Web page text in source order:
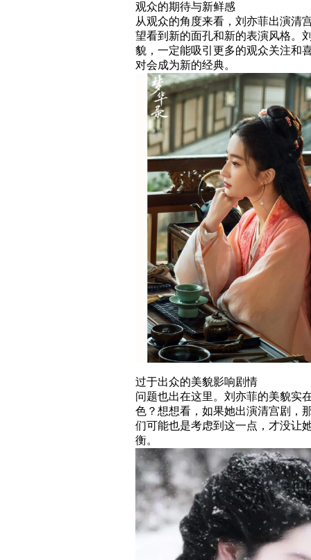
观众的期待与新鲜感
从观众的角度来看，刘亦菲出演清
望看到新的面孔和新的表演风格。
貌，一定能吸引更多的观众关注和
对会成为新的经典。
过于出众的美貌影响剧情
问题也出在这里。刘亦菲的美貌实
色？想想看，如果她出演清宫剧，
们可能也是考虑到这一点，才没让
衡。